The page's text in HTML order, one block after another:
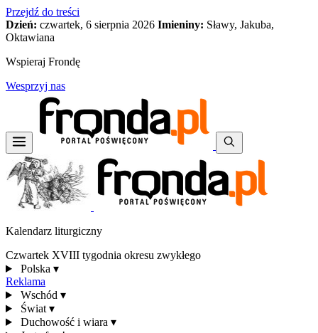
Przejdź do treści
Dzień: czwartek, 6 sierpnia 2026 Imieniny: Sławy, Jakuba,
Oktawiana
Wspieraj Frondę
Wesprzyj nas
Kalendarz liturgiczny
Czwartek XVIII tygodnia okresu zwykłego
Polska ▾
Reklama
Wschód ▾
Świat ▾
Duchowość i wiara ▾